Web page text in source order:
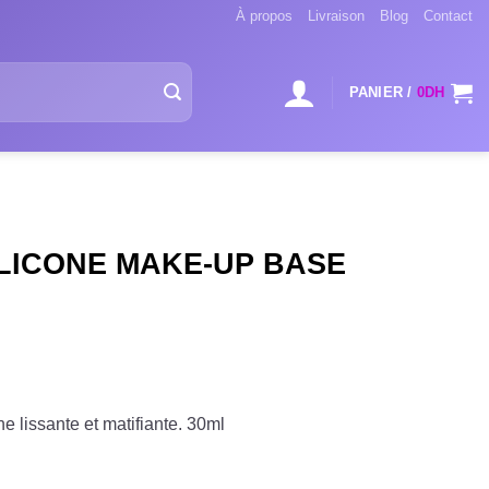
À propos Livraison Blog Contact
PANIER / 0DH
MAKE-UP BASE
lissante et matifiante. 30ml